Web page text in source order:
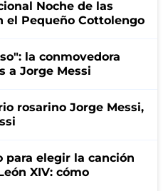
Noche de las
el Pequeño Cottolengo
la conmovedora
a Jorge Messi
rosarino Jorge Messi,
para elegir la canción
XIV: cómo